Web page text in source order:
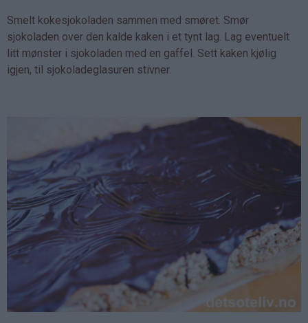
Smelt kokesjokoladen sammen med smøret. Smør
sjokoladen over den kalde kaken i et tynt lag. Lag eventuelt
litt mønster i sjokoladen med en gaffel. Sett kaken kjølig
igjen, til sjokoladeglasuren stivner.